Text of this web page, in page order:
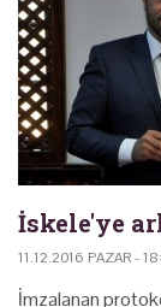
İskele'ye
11.12.2016 PAZAR -
İmzalanan